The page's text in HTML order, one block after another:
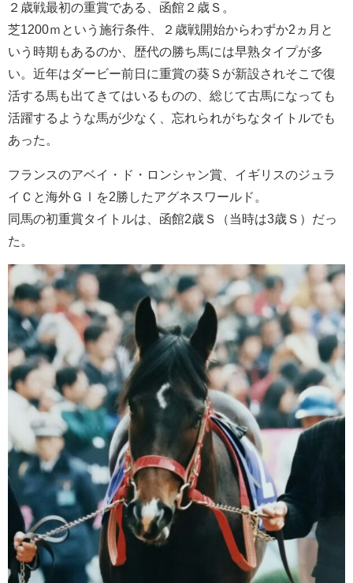
２歳戦最初の重賞である、函館２歳Ｓ。
芝1200ｍという施行条件、２歳戦開始からわずか2ヵ月と
いう時期もあるのか、歴代の勝ち馬には早熟タイプが多
い。近年はダービー前日に重賞の葵Ｓが新設されそこで復
活する馬も出てきてはいるものの、総じて古馬になっても
活躍するような馬が少なく、忘れられがちなタイトルでも
あった。
フランスのアベイ・ド・ロンシャン賞、イギリスのジュラ
イＣと海外ＧⅠを2勝したアグネスワールド。
同馬の初重賞タイトルは、函館2歳Ｓ（当時は3歳Ｓ）だっ
た。